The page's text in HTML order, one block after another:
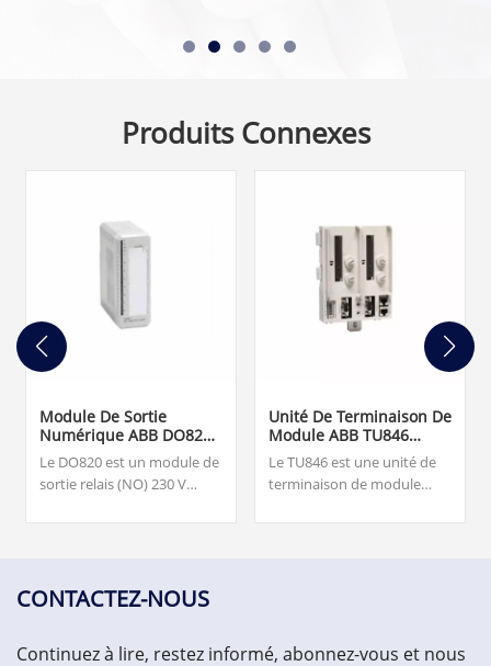
Produits Connexes
Module De Sortie
Numérique ABB DO820
3BSE008514R1
Le DO820 est un module de
sortie relais (NO) 230 V
E/S S800. Notre équipe est
avec vos besoins urgents de
contacter.
Unité De Terminaison De
Module ABB TU846
3BSE022460R1
Le TU846 est une unité de
terminaison de module
redondante de l'interface
CONTACTEZ-NOUS
Continuez à lire, restez informé, abonnez-vous et nous